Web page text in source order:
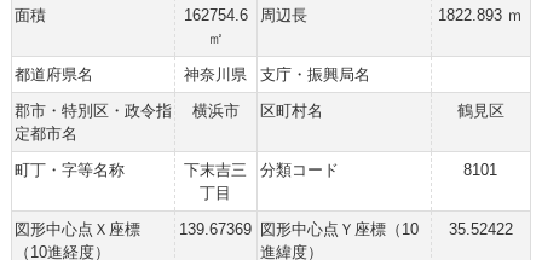
面積
162754.6
㎡
周辺長 1822.893 ｍ
都道府県名 神奈川県
支庁・振興局名
郡市・特別区・政令指
定都市名
横浜市 区町村名 鶴見区
町丁・字等名称
下末吉三
丁目
分類コード 8101
図形中心点Ｘ座標
（10進経度）
139.67369 図形中心点Ｙ座標（10
進緯度）
35.52422